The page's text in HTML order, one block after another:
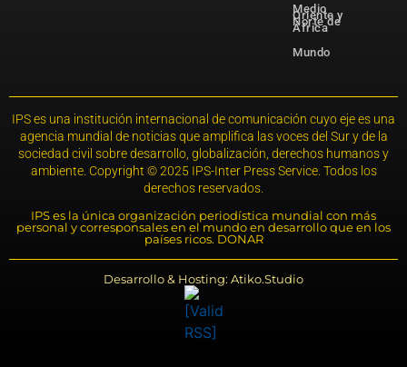
Medio
Oriente y
Norte de
África
Mundo
IPS es una institución internacional de comunicación cuyo eje es una
agencia mundial de noticias que amplifica las voces del Sur y de la
sociedad civil sobre desarrollo, globalización, derechos humanos y
ambiente. Copyright © 2025 IPS-Inter Press Service. Todos los
derechos reservados.
IPS es la única organización periodística mundial con más
personal y corresponsales en el mundo en desarrollo que en los
países ricos. DONAR
Desarrollo & Hosting: Atiko.Studio